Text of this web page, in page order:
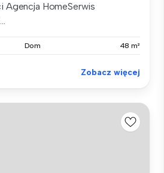
Agencja HomeSerwis
Dom 48 m²
Zobacz więcej